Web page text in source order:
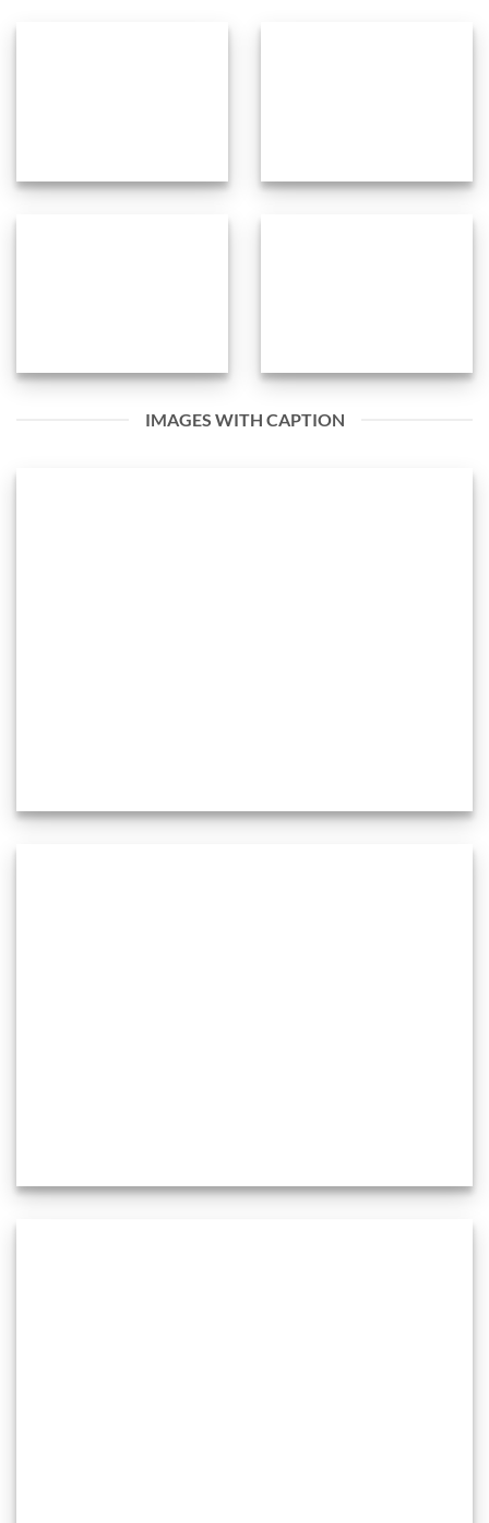
IMAGES WITH CAPTION